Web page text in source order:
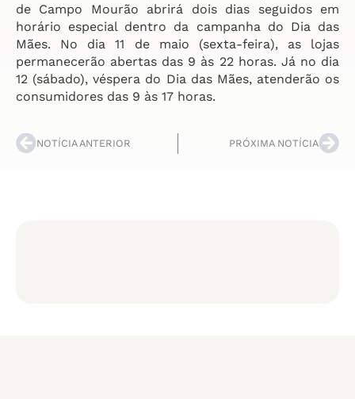
de Campo Mourão abrirá dois dias seguidos em
horário especial dentro da campanha do Dia das
Mães. No dia 11 de maio (sexta-feira), as lojas
permanecerão abertas das 9 às 22 horas. Já no dia
12 (sábado), véspera do Dia das Mães, atenderão os
consumidores das 9 às 17 horas.
NOTÍCIA ANTERIOR PRÓXIMA NOTÍCIA